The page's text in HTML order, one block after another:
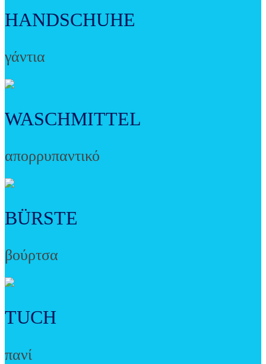
HANDSCHUHE
γάντια
WASCHMITTEL
απορρυπαντικό
BÜRSTE
βούρτσα
TUCH
πανί